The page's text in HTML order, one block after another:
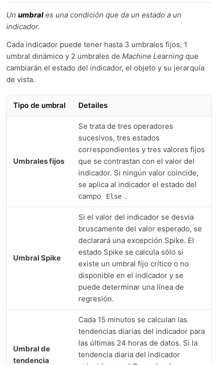
Un umbrales una condición que da un estado a un
indicador.
Cada indicador puede tener hasta 3 umbrales fijos, 1
umbral dinámico y 2 umbrales de Machine Learningque
cambiarán el estado del indicador, el objeto y su jerarquía
de vista.
Tipo de umbral Detailes
Umbrales fijos
Se trata de tres operadores
sucesivos, tres estados
correspondientes y tres valores fijos
que se contrastan con el valor del
indicador. Si ningún valor coincide,
se aplica al indicador el estado del
campo
Else .
Umbral Spike
Si el valor del indicador se desvía
bruscamente del valor esperado, se
declarará una excepción Spike. El
estado Spike se calcula sólo si
existe un umbral fijo crítico o no
disponible en el indicador y se
puede determinar una línea de
regresión.
Umbral de
tendencia
Cada 15 minutos se calculan las
tendencias diarias del indicador para
las últimas 24 horas de datos. Si la
tendencia diaria del indicador